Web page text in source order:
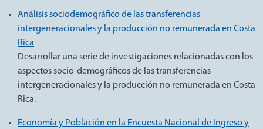
Análisis sociodemográfico de las transferencias
intergeneracionales y la producción no remunerada en Costa
Rica
Desarrollar una serie de investigaciones relacionadas con los
aspectos socio-demográficos de las transferencias
intergeneracionales y la producción no remunerada en Costa
Rica.
Economía y Población en la Encuesta Nacional de Ingreso y